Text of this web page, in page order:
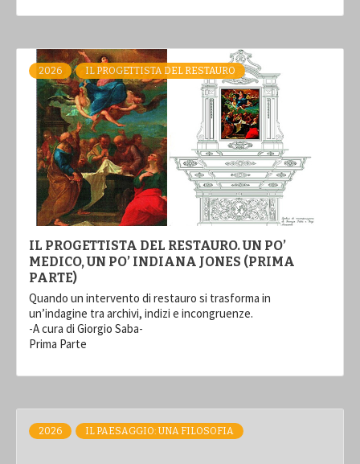
2026 IL PROGETTISTA DEL RESTAURO
IL PROGETTISTA DEL RESTAURO. UN PO’
MEDICO, UN PO’ INDIANA JONES (PRIMA
PARTE)
Quando un intervento di restauro si trasforma in
un’indagine tra archivi, indizi e incongruenze.
-A cura di Giorgio Saba-
Prima Parte
2026 IL PAESAGGIO: UNA FILOSOFIA